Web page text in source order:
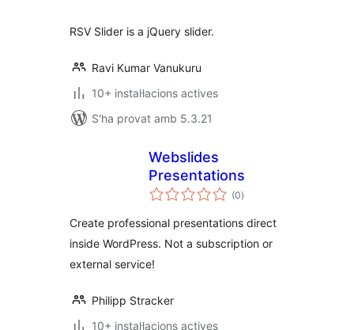
RSV Slider is a jQuery slider.
Ravi Kumar Vanukuru
10+ instal·lacions actives
S'ha provat amb 5.3.21
Webslides
Presentations
(0puntuacions
totals
)
Create professional presentations direct
inside WordPress. Not a subscription or
external service!
Philipp Stracker
10+ instal·lacions actives